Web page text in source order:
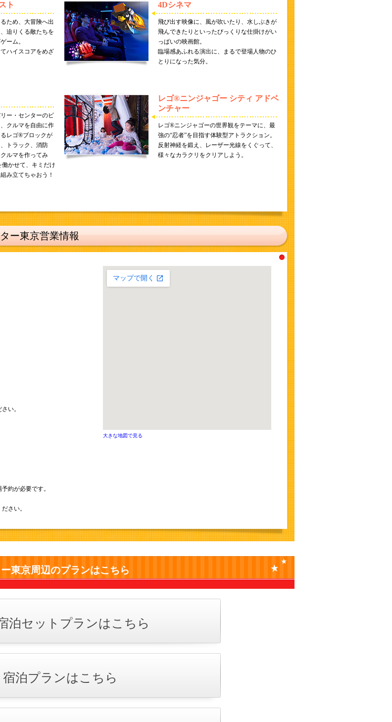
ト
ため、大冒険へ出
迫りくる敵たちを
ーム。
ハイスコアをめざ
4Dシネマ
飛び出す映像に、風が吹いたり、水しぶきが
飛んできたりといったびっくりな仕掛けがい
っぱいの映画館。
臨場感あふれる演出に、まるで登場人物のひ
とりになった気分。
ー・センターのビ
クルマを自由に作
レゴ®ブロックが
トラック、消防
ルマを作ってみ
かせて、キミだけ
み立てちゃおう！
レゴ®ニンジャゴー シティ アドベ
ンチャー
レゴ®ニンジャゴーの世界観をテーマに、最
強の“忍者”を目指す体験型アトラクション。
反射神経を鍛え、レーザー光線をくぐって、
様々なカラクリをクリアしよう。
ー東京営業情報
い。
約が必要です。
さい。
大きな地図で見る
東京周辺のプランはこちら
泊セットプランはこちら
宿泊プランはこちら